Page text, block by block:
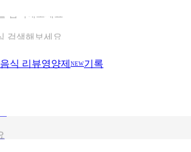
음식 리뷰영양제 NEW기록